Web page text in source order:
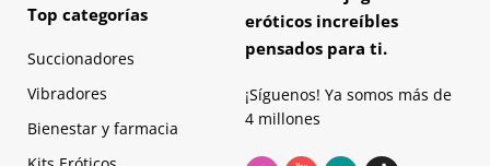
Top categorías
Succionadores
Vibradores
Bienestar y farmacia
eróticos increíbles
pensados para ti.
¡Síguenos! Ya somos más de
4 millones